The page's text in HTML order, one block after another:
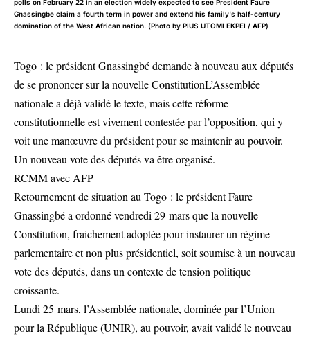
polls on February 22 in an election widely expected to see President Faure
Gnassingbe claim a fourth term in power and extend his family's half-century
domination of the West African nation. (Photo by PIUS UTOMI EKPEI / AFP)
Togo : le président Gnassingbé demande à nouveau aux députés
de se prononcer sur la nouvelle ConstitutionL’Assemblée
nationale a déjà validé le texte, mais cette réforme
constitutionnelle est vivement contestée par l’opposition, qui y
voit une manœuvre du président pour se maintenir au pouvoir.
Un nouveau vote des députés va être organisé.
RCMM avec AFP
Retournement de situation au Togo : le président Faure
Gnassingbé a ordonné vendredi 29 mars que la nouvelle
Constitution, fraichement adoptée pour instaurer un régime
parlementaire et non plus présidentiel, soit soumise à un nouveau
vote des députés, dans un contexte de tension politique
croissante.
Lundi 25 mars, l’Assemblée nationale, dominée par l’Union
pour la République (UNIR), au pouvoir, avait validé le nouveau